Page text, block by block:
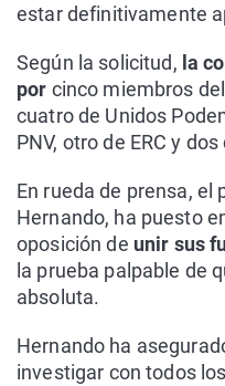
estar definitivamente
Según la solicitud, la
por cinco miembros
cuatro de Unidos
PNV, otro de ERC y
En rueda de prensa, el
Hernando, ha puesto
oposición de unir sus
la prueba palpable de
absoluta.
Hernando ha
investigar con todos